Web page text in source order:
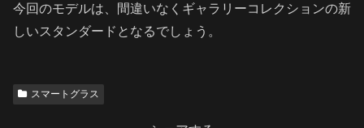
今回のモデルは、間違いなくギャラリーコレクションの新
しいスタンダードとなるでしょう。
スマートグラス